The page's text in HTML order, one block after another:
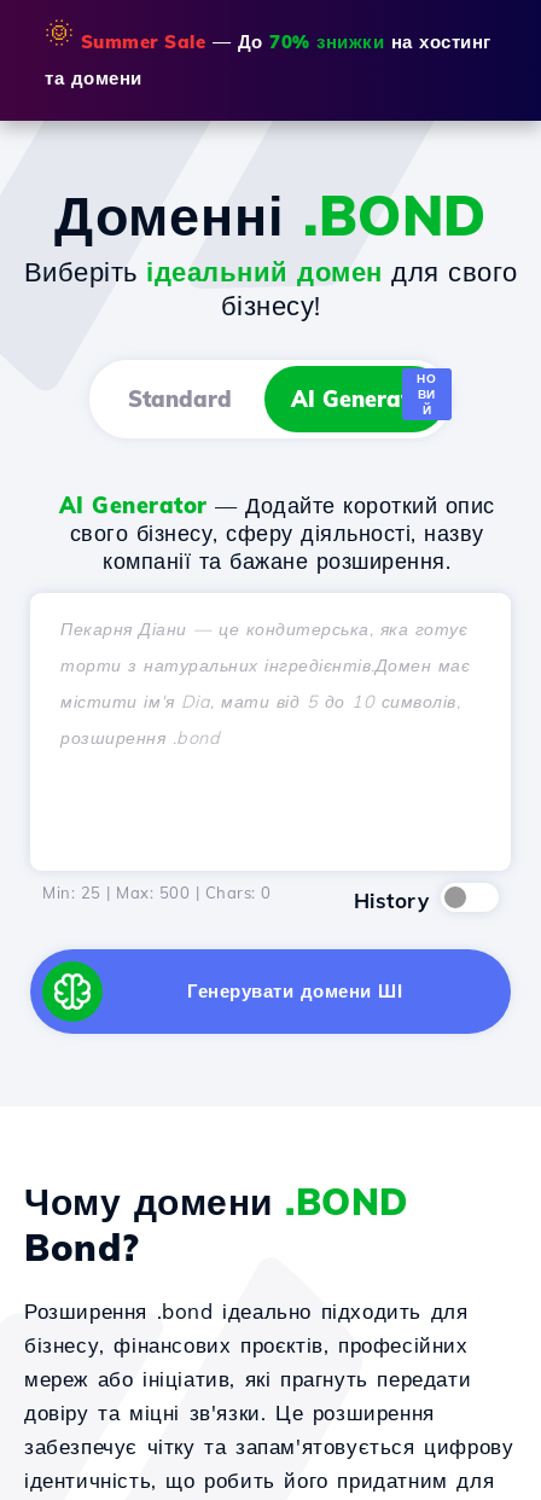
🌞 Summer Sale — До 70% знижки на хостинг
та домени
Доменні .BOND
Виберіть ідеальний домен для свого
бізнесу!
Standard AI Generator
НО
ВИ
Й
AI Generator — Додайте короткий опис
свого бізнесу, сферу діяльності, назву
компанії та бажане розширення.
Min: 25 | Max: 500 | Chars: 0 History
Генерувати домени ШІ
Чому домени .BOND
Bond?
Розширення .bond ідеально підходить для
бізнесу, фінансових проєктів, професійних
мереж або ініціатив, які прагнуть передати
довіру та міцні зв'язки. Це розширення
забезпечує чітку та запам'ятовується цифрову
ідентичність, що робить його придатним для